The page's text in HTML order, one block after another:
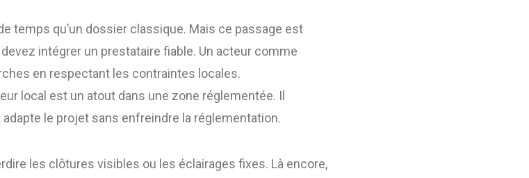
temps qu’un dossier classique. Mais ce passage est
intégrer un prestataire fiable. Un acteur comme
en respectant les contraintes locales.
local est un atout dans une zone réglementée. Il
le projet sans enfreindre la réglementation.
les clôtures visibles ou les éclairages fixes. Là encore,